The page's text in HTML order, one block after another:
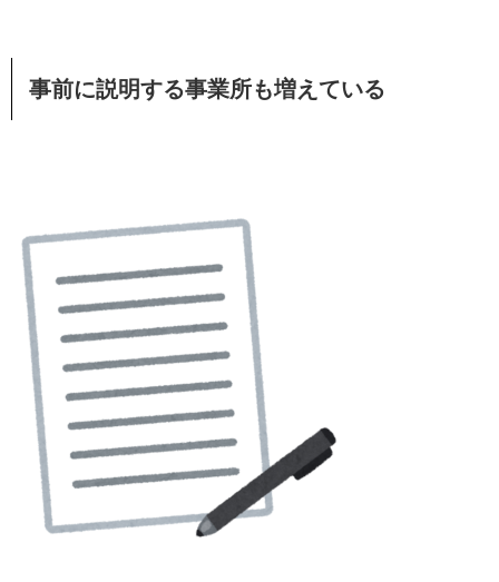
事前に説明する事業所も増えている